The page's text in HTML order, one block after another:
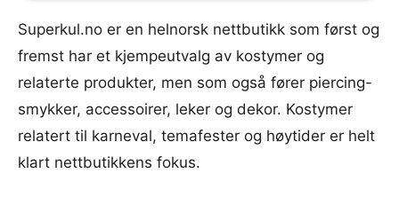
Superkul.no er en helnorsk nettbutikk som først og
fremst har et kjempeutvalg av kostymer og
relaterte produkter, men som også fører piercing-
smykker, accessoirer, leker og dekor. Kostymer
relatert til karneval, temafester og høytider er helt
klart nettbutikkens fokus.